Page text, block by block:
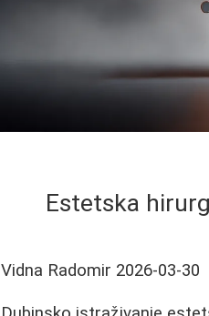
Estetska
Vidna Radomir 2026-03-30